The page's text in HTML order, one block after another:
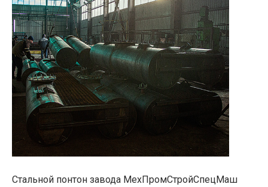
Стальной понтон завода МехПромСтройСпецМаш